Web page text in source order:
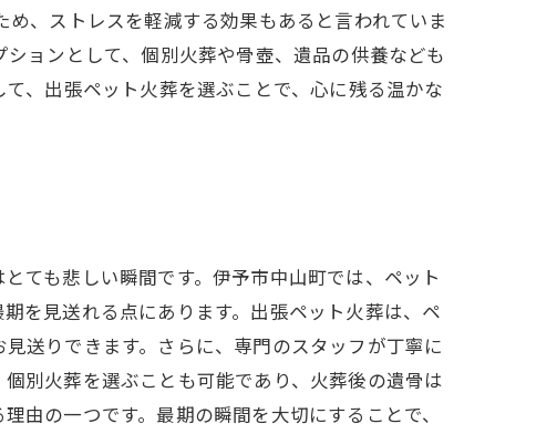
、ストレスを軽減する効果もあると言われていま
ョンとして、個別火葬や骨壺、遺品の供養なども
、出張ペット火葬を選ぶことで、心に残る温かな
ても悲しい瞬間です。伊予市中山町では、ペット
を見送れる点にあります。出張ペット火葬は、ペ
送りできます。さらに、専門のスタッフが丁寧に
別火葬を選ぶことも可能であり、火葬後の遺骨は
由の一つです。最期の瞬間を大切にすることで、